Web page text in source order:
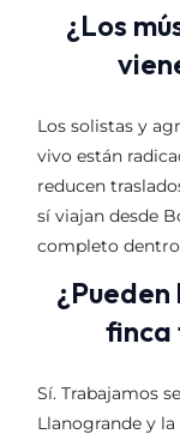
¿Los
Los solistas y
vivo están
reducen
sí viajan desde
completo
finca
Sí. Trabajamos
Llanogrande y